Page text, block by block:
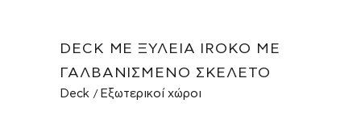
DECK ΜΕ ΞΥΛΕΊΑ IROKO ΜΕ
ΓΑΛΒΑΝΙΣΜΈΝΟ ΣΚΕΛΕΤΌ
Deck Εξωτερικοί χώροι